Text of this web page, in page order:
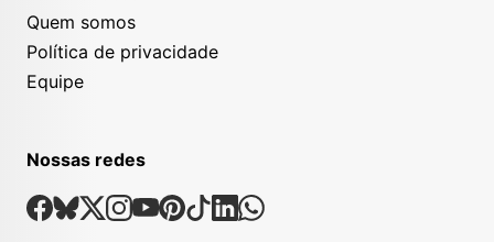
Quem somos
Política de privacidade
Equipe
Nossas redes
Nossas Redes Sociais
Facebook
Bsky
X Instagram
Youtube
Pinterest
TiktokLinkedin
Whatsapp